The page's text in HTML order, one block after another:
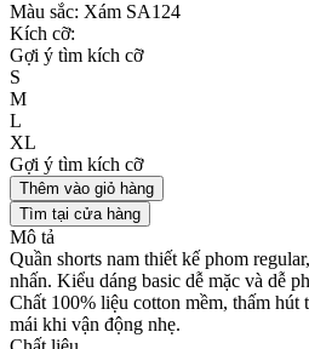
Màu sắc: Xám SA124
Kích cỡ:
Gợi ý tìm kích cỡ
S
M
L
XL
Gợi ý tìm kích cỡ
Thêm vào giỏ hàng
Tìm tại cửa hàng
Mô tả
Quần shorts nam thiết kế phom
nhấn. Kiểu dáng basic dễ mặc và dễ
Chất 100% liệu cotton mềm, thấm hút
mái khi vận động nhẹ.